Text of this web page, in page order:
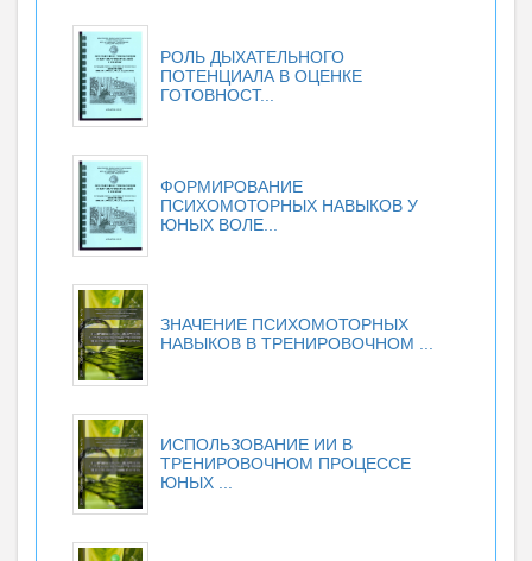
РОЛЬ ДЫХАТЕЛЬНОГО
ПОТЕНЦИАЛА В ОЦЕНКЕ
ГОТОВНОСТ...
ФОРМИРОВАНИЕ
ПСИХОМОТОРНЫХ НАВЫКОВ У
ЮНЫХ ВОЛЕ...
ЗНАЧЕНИЕ ПСИХОМОТОРНЫХ
НАВЫКОВ В ТРЕНИРОВОЧНОМ ...
ИСПОЛЬЗОВАНИЕ ИИ В
ТРЕНИРОВОЧНОМ ПРОЦЕССЕ
ЮНЫХ ...